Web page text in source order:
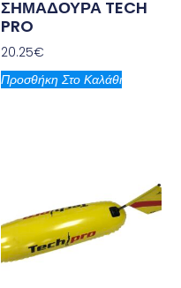
ΣΗΜΑΔΟΥΡΑ TECH
PRO
20.25€
Προσθήκη Στο Καλάθι